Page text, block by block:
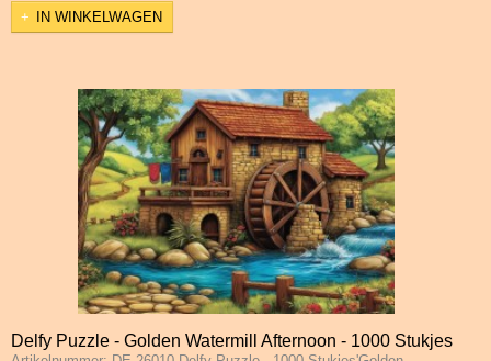
IN WINKELWAGEN
Delfy Puzzle - Golden Watermill Afternoon - 1000 Stukjes